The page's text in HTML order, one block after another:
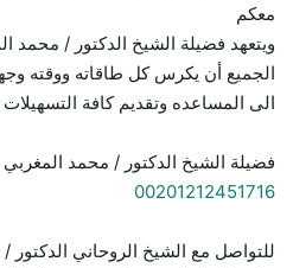
معكم
ويتعهد فضيلة الشيخ الدكتور / محمد
الجميع أن يكرس كل طاقاته ووقته
الى المساعده وتقديم كافة
فضيلة الشيخ الدكتور / محمد المغربي
00201212451716
للتواصل مع الشيخ الروحاني الدكتور